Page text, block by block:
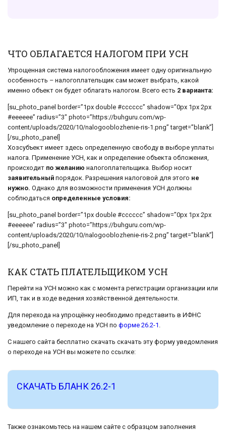
ЧТО ОБЛАГАЕТСЯ НАЛОГОМ ПРИ УСН
Упрощенная система налогообложения имеет одну оригинальную
особенность – налогоплательщик сам может выбрать, какой
именно объект он будет облагать налогом. Всего есть 2 варианта:
[su_photo_panel border=”1px double #cccccc” shadow=”0px 1px 2px
#eeeeee” radius=”3″ photo=”https://buhguru.com/wp-
content/uploads/2020/10/nalogooblozhenie-ris-1.png” target=”blank”]
[/su_photo_panel]
Хозсубъект имеет здесь определенную свободу в выборе уплаты
налога. Применение УСН, как и определение объекта обложения,
происходит по желанию налогоплательщика. Выбор носит
заявительный порядок. Разрешения налоговой для этого не
нужно. Однако для возможности применения УСН должны
соблюдаться определенные условия:
[su_photo_panel border=”1px double #cccccc” shadow=”0px 1px 2px
#eeeeee” radius=”3″ photo=”https://buhguru.com/wp-
content/uploads/2020/10/nalogooblozhenie-ris-2.png” target=”blank”]
[/su_photo_panel]
КАК СТАТЬ ПЛАТЕЛЬЩИКОМ УСН
Перейти на УСН можно как с момента регистрации организации или
ИП, так и в ходе ведения хозяйственной деятельности.
Для перехода на упрощёнку необходимо представить в ИФНС
уведомление о переходе на УСН по форме 26.2-1
С нашего сайта бесплатно скачать скачать эту форму уведомления
о переходе на УСН вы можете по ссылке:
СКАЧАТЬ БЛАНК 26.2-1
Также ознакомьтесь на нашем сайте с образцом заполнения